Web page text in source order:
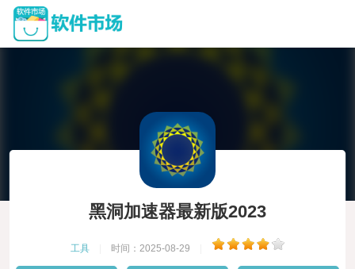
黑洞加速器最新版2023
工具 时间：2025-08-29